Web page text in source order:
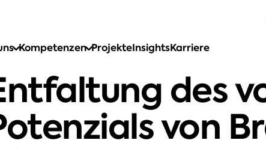
Kompetenzen ProjekteInsightsKarriere
des
von